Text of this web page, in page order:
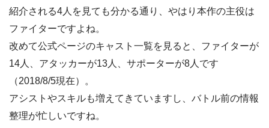
紹介される4人を見ても分かる通り、やはり本作の主役は
ファイターですよね。
改めて公式ページのキャスト一覧を見ると、ファイターが
14人、アタッカーが13人、サポーターが8人です
（2018/8/5現在）。
アシストやスキルも増えてきていますし、バトル前の情報
整理が忙しいですね。